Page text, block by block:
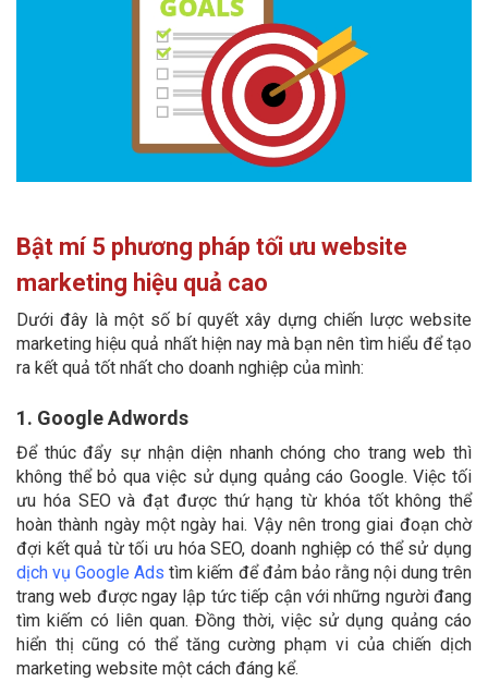
Bật mí 5 phương pháp tối ưu website
marketing hiệu quả cao
Dưới đây là một số bí quyết xây dựng chiến lược website
marketing hiệu quả nhất hiện nay mà bạn nên tìm hiểu để tạo
ra kết quả tốt nhất cho doanh nghiệp của mình:
1. Google Adwords
Để thúc đẩy sự nhận diện nhanh chóng cho trang web thì
không thể bỏ qua việc sử dụng quảng cáo Google. Việc tối
ưu hóa SEO và đạt được thứ hạng từ khóa tốt không thể
hoàn thành ngày một ngày hai. Vậy nên trong giai đoạn chờ
đợi kết quả từ tối ưu hóa SEO, doanh nghiệp có thể sử dụng
dịch vụ Google Ads tìm kiếm để đảm bảo rằng nội dung trên
trang web được ngay lập tức tiếp cận với những người đang
tìm kiếm có liên quan. Đồng thời, việc sử dụng quảng cáo
hiển thị cũng có thể tăng cường phạm vi của chiến dịch
marketing website một cách đáng kể.